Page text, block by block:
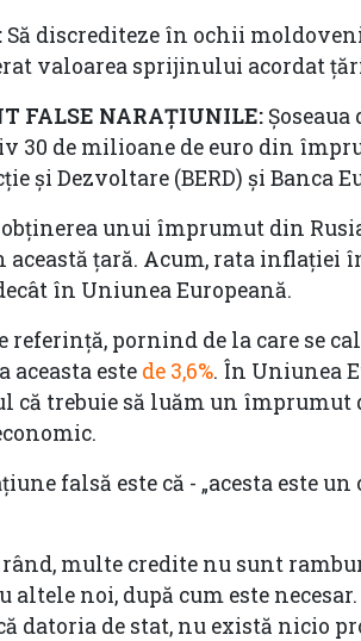
Să discrediteze în ochii
valoarea sprijinului acordat
FALSE NARAȚIUNILE:
30 de milioane de euro din
și Dezvoltare (BERD) și Banca
obținerea unui împrumut din
această țară. Acum, rata inflației
în Uniunea Europeană.
referință, pornind de la care se
aceasta este de 3,6%. În Uniunea
că trebuie să luăm un
falsă este că - „acesta este
multe credite nu sunt
altele noi, după cum este
datoria de stat, nu există nicio